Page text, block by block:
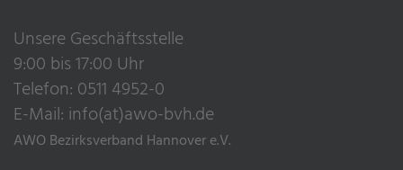
Unsere Geschäftsstelle
9:00 bis 17:00 Uhr
Telefon: 0511 4952-0
E-Mail: info(at)awo-bvh.de
AWO Bezirksverband Hannover e.V.